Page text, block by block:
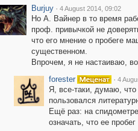
Burjuy · 4 August 2014, 09:02
Но А. Вайнер в то время
проф. привычкой не
что его мнение о пробеге
существенном.
Впрочем, я не настаиваю,
forester
· 4
Я, все-таки, думаю, что
пользовался
Ещё раз: на
означать, что ее